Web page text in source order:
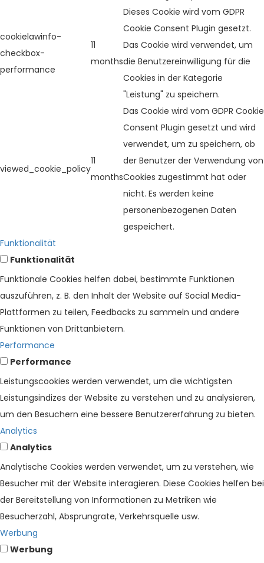
cookielawinfo-
checkbox-
performance
11
months
Dieses Cookie wird vom GDPR
Cookie Consent Plugin gesetzt.
Das Cookie wird verwendet, um
die Benutzereinwilligung für die
Cookies in der Kategorie
"Leistung" zu speichern.
viewed_cookie_policy
11
months
Das Cookie wird vom GDPR Cookie
Consent Plugin gesetzt und wird
verwendet, um zu speichern, ob
der Benutzer der Verwendung von
Cookies zugestimmt hat oder
nicht. Es werden keine
personenbezogenen Daten
gespeichert.
Funktionalität
Funktionalität
Funktionale Cookies helfen dabei, bestimmte Funktionen
auszuführen, z. B. den Inhalt der Website auf Social Media-
Plattformen zu teilen, Feedbacks zu sammeln und andere
Funktionen von Drittanbietern.
Performance
Performance
Leistungscookies werden verwendet, um die wichtigsten
Leistungsindizes der Website zu verstehen und zu analysieren,
um den Besuchern eine bessere Benutzererfahrung zu bieten.
Analytics
Analytics
Analytische Cookies werden verwendet, um zu verstehen, wie
Besucher mit der Website interagieren. Diese Cookies helfen bei
der Bereitstellung von Informationen zu Metriken wie
Besucherzahl, Absprungrate, Verkehrsquelle usw.
Werbung
Werbung